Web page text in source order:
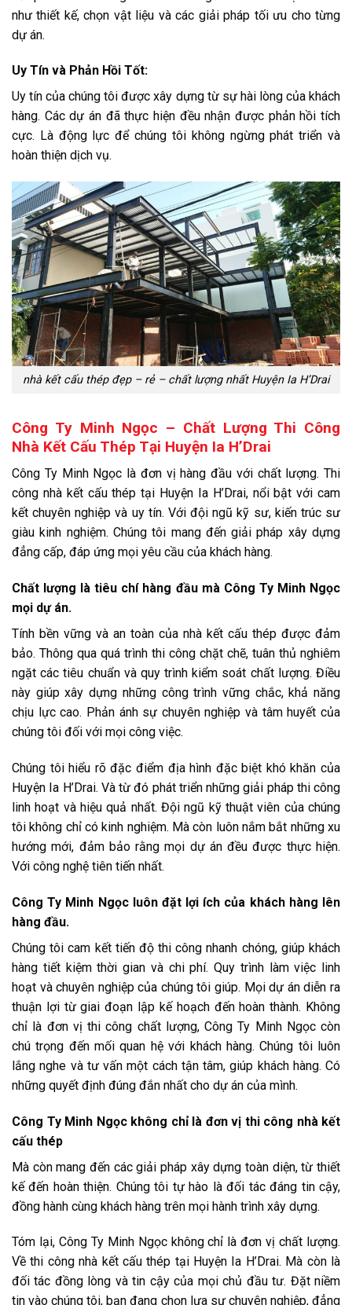
như thiết kế, chọn vật liệu và các giải pháp tối ưu cho từng
dự án.
Uy Tín và Phản Hồi Tốt:
Uy tín của chúng tôi được xây dựng từ sự hài lòng của khách
hàng. Các dự án đã thực hiện đều nhận được phản hồi tích
cực. Là động lực để chúng tôi không ngừng phát triển và
hoàn thiện dịch vụ.
nhà kết cấu thép đẹp – rẻ – chất lượng nhất Huyện Ia H’Drai
Công Ty Minh Ngọc – Chất Lượng Thi Công
Nhà Kết Cấu Thép Tại Huyện Ia H’Drai
Công Ty Minh Ngọc là đơn vị hàng đầu với chất lượng. Thi
công nhà kết cấu thép tại Huyện Ia H’Drai, nổi bật với cam
kết chuyên nghiệp và uy tín. Với đội ngũ kỹ sư, kiến trúc sư
giàu kinh nghiệm. Chúng tôi mang đến giải pháp xây dựng
đẳng cấp, đáp ứng mọi yêu cầu của khách hàng.
Chất lượng là tiêu chí hàng đầu mà Công Ty Minh Ngọc
mọi dự án.
Tính bền vững và an toàn của nhà kết cấu thép được đảm
bảo. Thông qua quá trình thi công chặt chẽ, tuân thủ nghiêm
ngặt các tiêu chuẩn và quy trình kiểm soát chất lượng. Điều
này giúp xây dựng những công trình vững chắc, khả năng
chịu lực cao. Phản ánh sự chuyên nghiệp và tâm huyết của
chúng tôi đối với mọi công việc.
Chúng tôi hiểu rõ đặc điểm địa hình đặc biệt khó khăn của
Huyện Ia H’Drai. Và từ đó phát triển những giải pháp thi công
linh hoạt và hiệu quả nhất. Đội ngũ kỹ thuật viên của chúng
tôi không chỉ có kinh nghiệm. Mà còn luôn nắm bắt những xu
hướng mới, đảm bảo rằng mọi dự án đều được thực hiện.
Với công nghệ tiên tiến nhất.
Công Ty Minh Ngọc luôn đặt lợi ích của khách hàng lên
hàng đầu.
Chúng tôi cam kết tiến độ thi công nhanh chóng, giúp khách
hàng tiết kiệm thời gian và chi phí. Quy trình làm việc linh
hoạt và chuyên nghiệp của chúng tôi giúp. Mọi dự án diễn ra
thuận lợi từ giai đoạn lập kế hoạch đến hoàn thành. Không
chỉ là đơn vị thi công chất lượng, Công Ty Minh Ngọc còn
chú trọng đến mối quan hệ với khách hàng. Chúng tôi luôn
lắng nghe và tư vấn một cách tận tâm, giúp khách hàng. Có
những quyết định đúng đắn nhất cho dự án của mình.
Công Ty Minh Ngọc không chỉ là đơn vị thi công nhà kết
cấu thép
Mà còn mang đến các giải pháp xây dựng toàn diện, từ thiết
kế đến hoàn thiện. Chúng tôi tự hào là đối tác đáng tin cậy,
đồng hành cùng khách hàng trên mọi hành trình xây dựng.
Tóm lại, Công Ty Minh Ngọc không chỉ là đơn vị chất lượng.
Về thi công nhà kết cấu thép tại Huyện Ia H’Drai. Mà còn là
đối tác đồng lòng và tin cậy của mọi chủ đầu tư. Đặt niềm
tin vào chúng tôi, bạn đang chọn lựa sự chuyên nghiệp, đẳng